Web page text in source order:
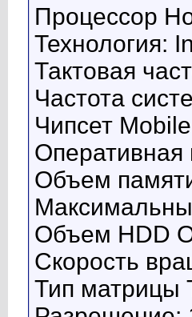
Процессор
Технология:
Тактовая
Частота
Чипсет
Оперативная
Объем
Объем HDD
Скорость
Тип матрицы